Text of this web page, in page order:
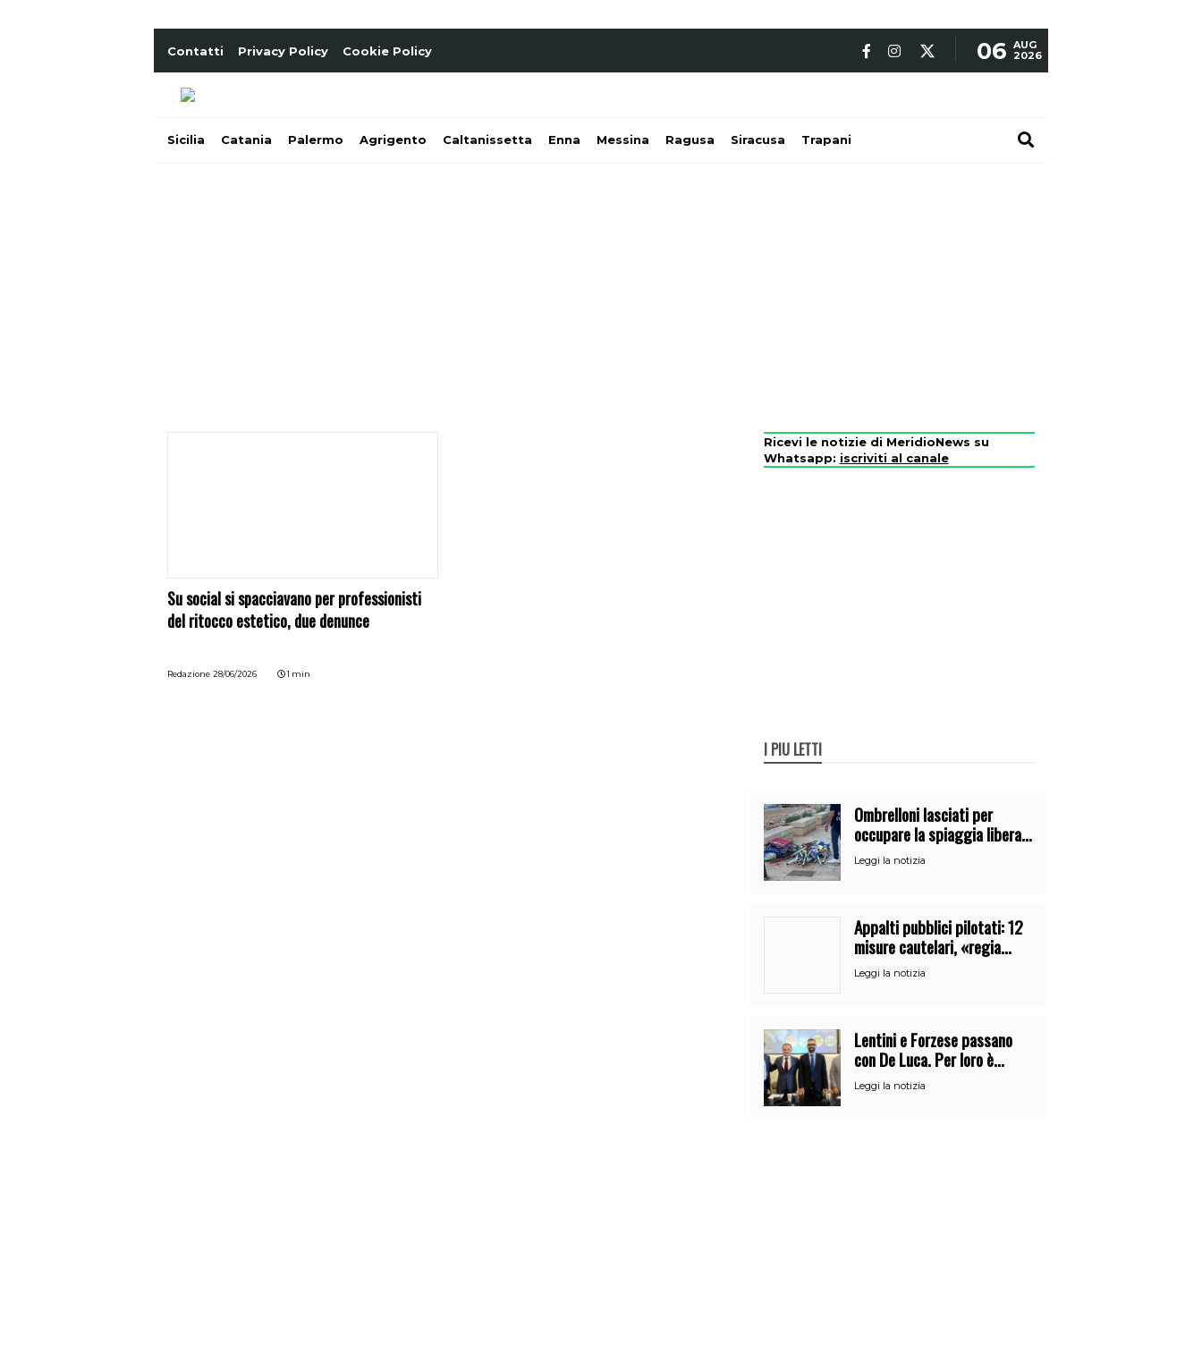
Contatti Privacy Policy Cookie Policy 06 AUG
2026
Sicilia Catania Palermo Agrigento Caltanissetta Enna Messina Ragusa Siracusa Trapani
Su social si spacciavano per professionisti
del ritocco estetico, due denunce
Redazione 28/06/2026 1 min
Ricevi le notizie di MeridioNews su
Whatsapp: iscriviti al canale
I PIÙ LETTI
Ombrelloni lasciati per
occupare la spiaggia libera.
Maxi sequestro della Guardia
Costiera
Leggi la notizia
Appalti pubblici pilotati: 12
misure cautelari, «regia
occulta» di un uomo vicino al
clan
Leggi la notizia
Lentini e Forzese passano
con De Luca. Per loro è
l’ennesimo cambio di partito
Leggi la notizia